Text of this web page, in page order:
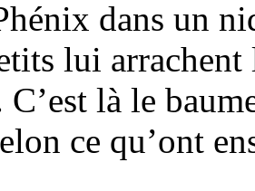
dans un
lui
C’est là le
ce qu’ont